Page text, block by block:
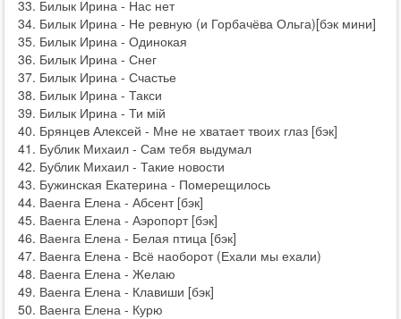
Билык Ирина - Нас нет
Билык Ирина - Не ревную (и Горбачёва Ольга)[бэк мини]
Билык Ирина - Одинокая
Билык Ирина - Снег
Билык Ирина - Счастье
Билык Ирина - Такси
Билык Ирина - Ти мій
Брянцев Алексей - Мне не хватает твоих глаз [бэк]
Бублик Михаил - Сам тебя выдумал
Бублик Михаил - Такие новости
Бужинская Екатерина - Померещилось
Ваенга Елена - Абсент [бэк]
Ваенга Елена - Аэропорт [бэк]
Ваенга Елена - Белая птица [бэк]
Ваенга Елена - Всё наоборот (Ехали мы ехали)
Ваенга Елена - Желаю
Ваенга Елена - Клавиши [бэк]
Ваенга Елена - Курю